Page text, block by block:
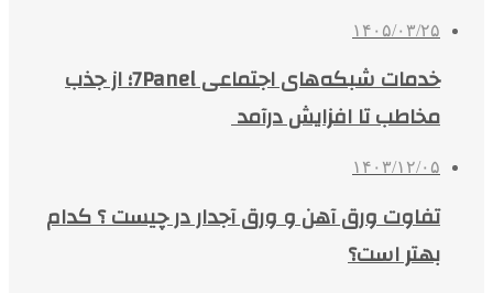
۱۴۰۵/۰۳/۲۵
خدمات شبکه‌های اجتماعی 7Panel؛ از جذب
مخاطب تا افزایش درآمد
۱۴۰۳/۱۲/۰۵
تفاوت ورق آهن و ورق آجدار در چیست ؟ کدام
بهتر است؟